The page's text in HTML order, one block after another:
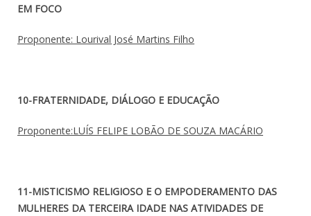
EM FOCO
Proponente: Lourival José Martins Filho
10-FRATERNIDADE, DIÁLOGO E EDUCAÇÃO
Proponente:LUÍS FELIPE LOBÃO DE SOUZA MACÁRIO
11-MISTICISMO RELIGIOSO E O EMPODERAMENTO DAS
MULHERES DA TERCEIRA IDADE NAS ATIVIDADES DE